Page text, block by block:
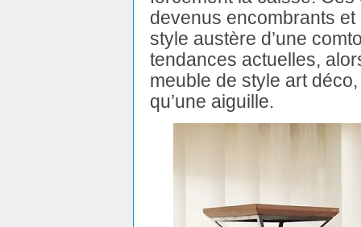
devenus encombrants
style austère d’une
tendances actuelles,
meuble de style art
qu’une aiguille.